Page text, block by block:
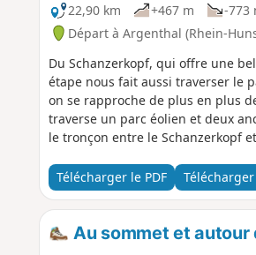
22,90 km
+467 m -773
Départ à Argenthal (Rhein-
Du Schanzerkopf, qui offre une
étape nous fait aussi traverser le
on se rapproche de plus en plus
traverse un parc éolien et deux
le tronçon entre le Schanzerkopf
tours panoramiques.
Télécharger le PDF Télécharger
Au sommet et